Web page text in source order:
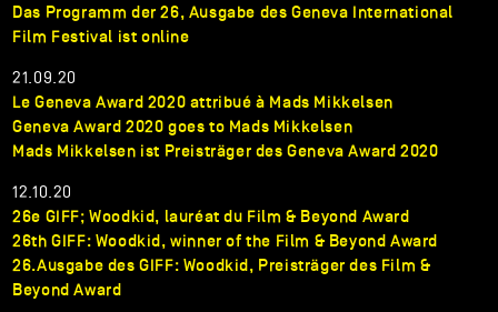
Das Programm der 26, Ausgabe des Geneva International
Film Festival ist online
21.09.20
Le Geneva Award 2020 attribué à Mads Mikkelsen
Geneva Award 2020 goes to Mads Mikkelsen
Mads Mikkelsen ist Preisträger des Geneva Award 2020
12.10.20
26e GIFF; Woodkid, lauréat du Film & Beyond Award
26th GIFF: Woodkid, winner of the Film & Beyond Award
26.Ausgabe des GIFF: Woodkid, Preisträger des Film &
Beyond Award